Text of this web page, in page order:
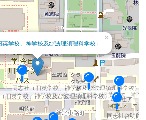
同志社（旧英学校、神学校及び波理須理科学校）
同志社（旧英学校、神学
旧英学校、神学校及び波理須理科学校）
同志社啓明館
同志社アーモ
英学校、神学校及び波理須理科学校）
×